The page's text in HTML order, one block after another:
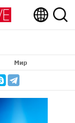
Мир